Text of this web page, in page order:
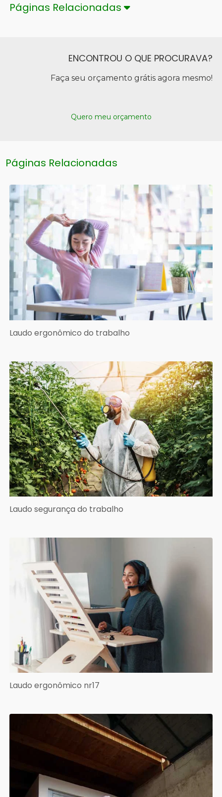
Páginas Relacionadas
ENCONTROU O QUE PROCURAVA?
Faça seu orçamento grátis agora mesmo!
Quero meu orçamento
Páginas Relacionadas
Laudo ergonômico do trabalho
Laudo segurança do trabalho
Laudo ergonômico nr17